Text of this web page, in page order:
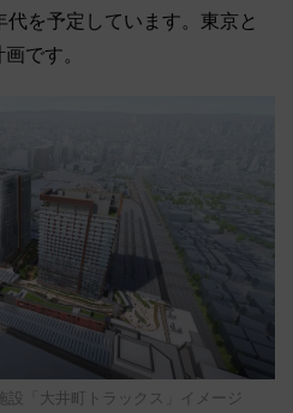
を予定しています。東京と
です。
設「大井町トラックス」イメージ